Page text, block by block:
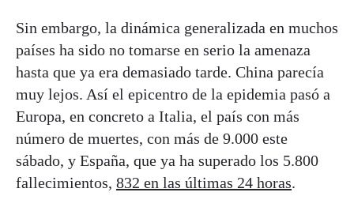
Sin embargo, la dinámica generalizada en muchos
países ha sido no tomarse en serio la amenaza
hasta que ya era demasiado tarde. China parecía
muy lejos. Así el epicentro de la epidemia pasó a
Europa, en concreto a Italia, el país con más
número de muertes, con más de 9.000 este
sábado, y España, que ya ha superado los 5.800
fallecimientos, 832 en las últimas 24 horas.